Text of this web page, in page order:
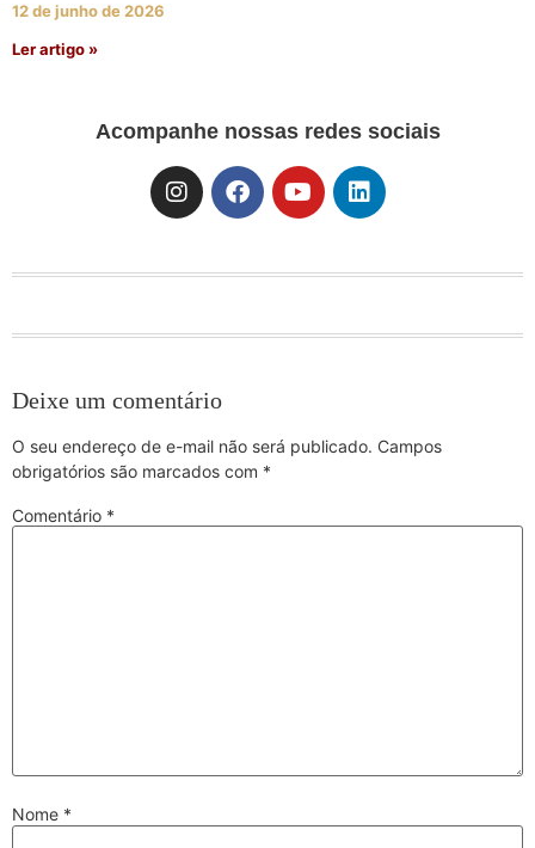
12 de junho de 2026
Ler artigo »
Acompanhe nossas redes sociais
Deixe um comentário
O seu endereço de e-mail não será publicado. Campos
obrigatórios são marcados com *
Comentário *
Nome *